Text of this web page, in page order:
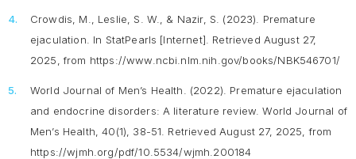
Crowdis, M., Leslie, S. W., & Nazir, S. (2023). Premature
ejaculation . In StatPearls [Internet]. Retrieved August 27,
2025, from https://www.ncbi.nlm.nih.gov/books/NBK546701/
World Journal of Men’s Health. (2022). Premature ejaculation
and endocrine disorders: A literature review. World Journal of
Men’s Health, 40(1), 38-51. Retrieved August 27, 2025, from
https://wjmh.org/pdf/10.5534/wjmh.200184